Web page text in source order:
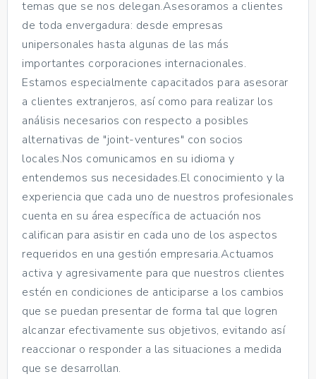
temas que se nos delegan.Asesoramos a clientes
de toda envergadura: desde empresas
unipersonales hasta algunas de las más
importantes corporaciones internacionales.
Estamos especialmente capacitados para asesorar
a clientes extranjeros, así como para realizar los
análisis necesarios con respecto a posibles
alternativas de "joint-ventures" con socios
locales.Nos comunicamos en su idioma y
entendemos sus necesidades.El conocimiento y la
experiencia que cada uno de nuestros profesionales
cuenta en su área específica de actuación nos
califican para asistir en cada uno de los aspectos
requeridos en una gestión empresaria.Actuamos
activa y agresivamente para que nuestros clientes
estén en condiciones de anticiparse a los cambios
que se puedan presentar de forma tal que logren
alcanzar efectivamente sus objetivos, evitando así
reaccionar o responder a las situaciones a medida
que se desarrollan.